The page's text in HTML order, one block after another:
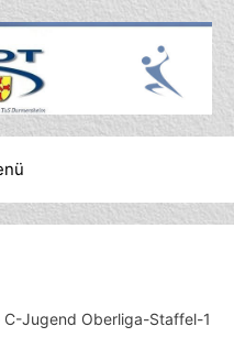
Jugend Oberliga-Staffel-1